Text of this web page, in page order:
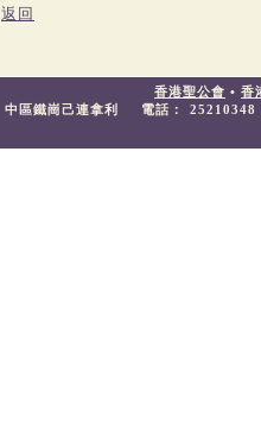
返回
香港聖公會 • 香
中區鐵崗己連拿利 電話： 25210348